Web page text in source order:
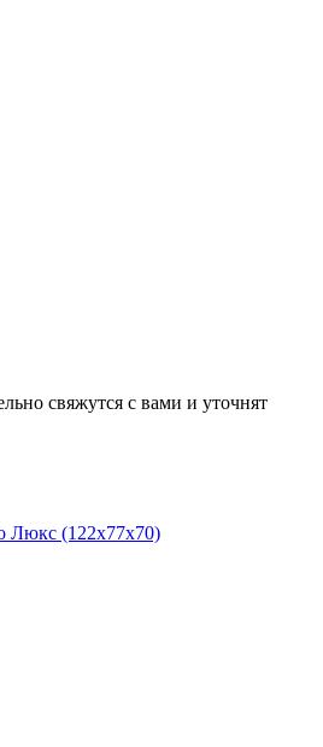
свяжутся с вами и уточнят
Люкс (122х77х70)